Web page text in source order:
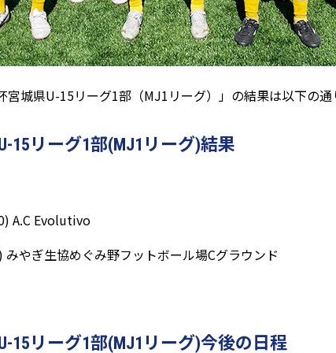
城県U-15リーグ1部（MJ1リーグ）」の結果は以下の通
15リーグ1部(MJ1リーグ)結果
A.C Evolutivo
やぎ生協めぐみ野フットボール場Cグラウンド
15リーグ1部(MJ1リーグ)今後の日程